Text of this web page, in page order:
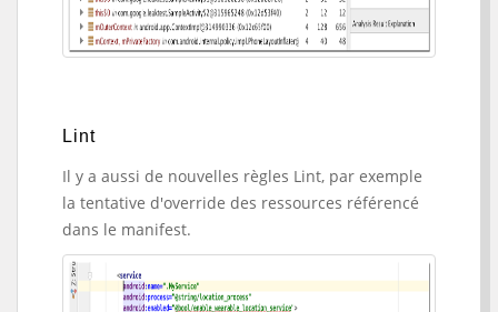
Lint
Il y a aussi de nouvelles règles Lint, par exemple
la tentative d'override des ressources référencé
dans le manifest.